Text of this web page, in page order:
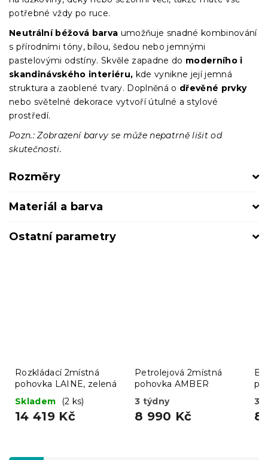
potřebné vždy po ruce.
Neutrální béžová barva umožňuje snadné kombinování
s přírodními tóny, bílou, šedou nebo jemnými
pastelovými odstíny. Skvěle zapadne do moderního i
skandinávského interiéru, kde vynikne její jemná
struktura a zaoblené tvary. Doplněná o dřevěné prvky
nebo světelné dekorace vytvoří útulné a stylové
prostředí.
Pozn.: Zobrazení barvy se může nepatrně lišit od
skutečnosti.
Rozměry
Materiál a barva
Ostatní parametry
Rozkládací 2místná
pohovka LAINE, zelená
Skladem
(2 ks)
14 419 Kč
Petrolejová 2místná
pohovka AMBER
3 týdny
8 990 Kč
3
8